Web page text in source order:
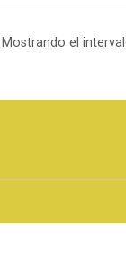
Mostrando el